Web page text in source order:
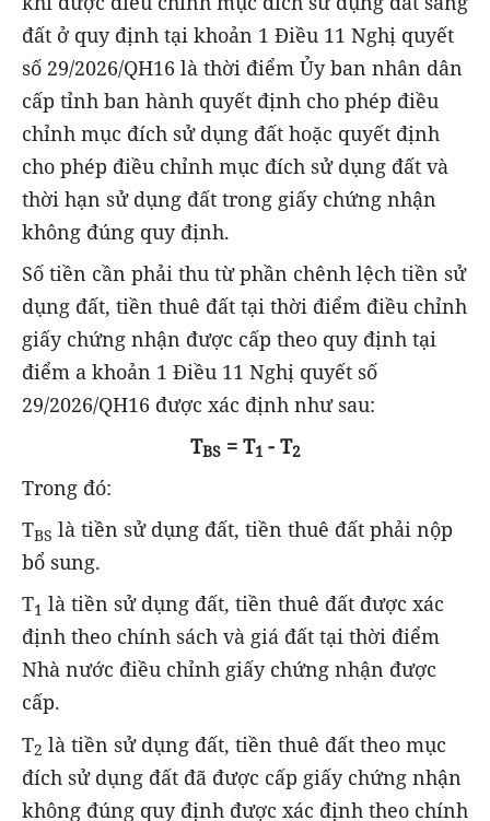
đất ở quy định tại khoản 1 Điều 11 Nghị quyết
số 29/2026/QH16 là thời điểm Ủy ban nhân dân
cấp tỉnh ban hành quyết định cho phép điều
chỉnh mục đích sử dụng đất hoặc quyết định
cho phép điều chỉnh mục đích sử dụng đất và
thời hạn sử dụng đất trong giấy chứng nhận
không đúng quy định.
Số tiền cần phải thu từ phần chênh lệch tiền sử
dụng đất, tiền thuê đất tại thời điểm điều chỉnh
giấy chứng nhận được cấp theo quy định tại
điểm a khoản 1 Điều 11 Nghị quyết số
29/2026/QH16 được xác định như sau:
TBS= T1 - T2
Trong đó:
TBS là tiền sử dụng đất, tiền thuê đất phải nộp
bổ sung.
T1 là tiền sử dụng đất, tiền thuê đất được xác
định theo chính sách và giá đất tại thời điểm
Nhà nước điều chỉnh giấy chứng nhận được
cấp.
T2 là tiền sử dụng đất, tiền thuê đất theo mục
đích sử dụng đất đã được cấp giấy chứng nhận
không đúng quy định được xác định theo chính